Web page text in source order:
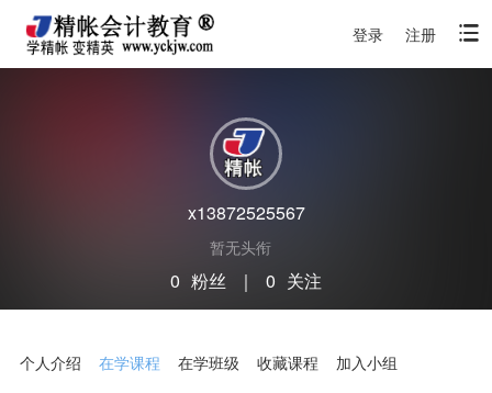
登录 注册
x13872525567
暂无头衔
0 粉丝 ｜ 0 关注
个人介绍
在学课程 在学班级 收藏课程
加入小组